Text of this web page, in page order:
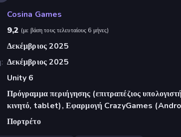
Cosina Games
9,2 (με βάση τους τελευταίους 6 μήνες)
Δεκέμβριος 2025
Δεκέμβριος 2025
Unity 6
Πρόγραμμα περιήγησης (επιτραπέζιος
κινητό, tablet), Εφαρμογή CrazyGames
Πορτρέτο